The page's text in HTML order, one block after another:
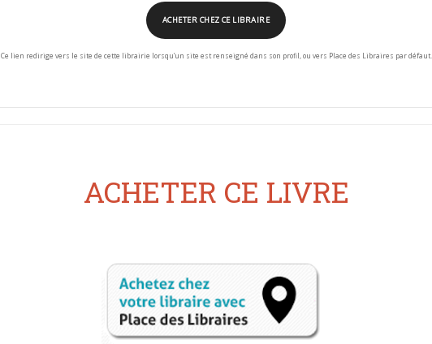
ACHETER CHEZ CE LIBRAIRE
Ce lien redirige vers le site de cette librairie lorsqu’un site est renseigné dans son profil, ou vers Place des Libraires par défaut.
ACHETER CE LIVRE